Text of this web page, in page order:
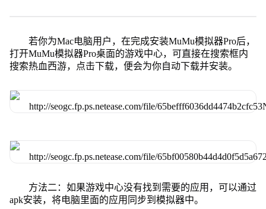
若你为Mac电脑用户，在完成安装MuMu模拟器Pro后，
打开MuMu模拟器Pro桌面的游戏中心，可直接在搜索框内
搜索热血西游，点击下载，便会为你自动下载并安装。
方法二：如果游戏中心没有找到需要的应用，可以通过
apk安装，将电脑里面的应用同步到模拟器中。